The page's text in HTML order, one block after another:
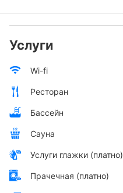
Услуги
Wi-fi
Ресторан
Бассейн
Сауна
Услуги глажки (платно)
Прачечная (платно)